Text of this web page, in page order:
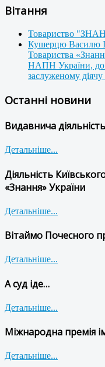
Вітання
Товариство
Кушерцю Василю
Товариства
НАПН України,
заслуженому діячу
Останні новини
Видавнича
Детальніше...
Діяльність
«Знання» України
Детальніше...
Вітаймо Почесного
Детальніше...
А суд іде…
Детальніше...
Міжнародна премія
Детальніше...